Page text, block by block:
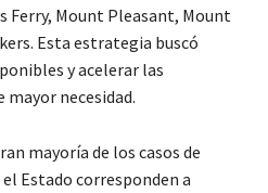
Ferry, Mount Pleasant, Mount
Esta estrategia buscó
y acelerar las
mayor necesidad.
mayoría de los casos de
Estado corresponden a